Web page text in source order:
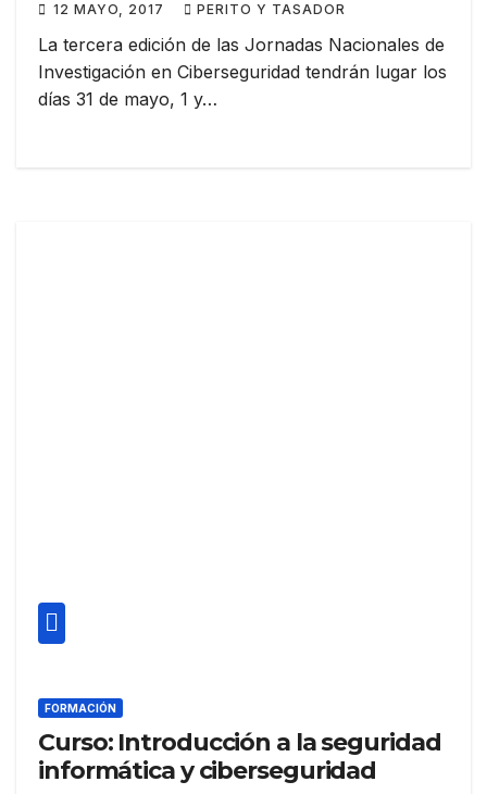
12 MAYO, 2017 PERITO Y TASADOR
La tercera edición de las Jornadas Nacionales de
Investigación en Ciberseguridad tendrán lugar los
días 31 de mayo, 1 y…
FORMACIÓN
Curso: Introducción a la seguridad
informática y ciberseguridad